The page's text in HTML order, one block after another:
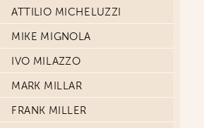
ATTILIO MICHELUZZI
MIKE MIGNOLA
IVO MILAZZO
MARK MILLAR
FRANK MILLER